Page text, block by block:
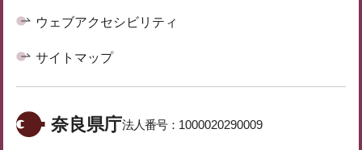
ウェブアクセシビリティ
サイトマップ
奈良県庁法人番号： 1000020290009